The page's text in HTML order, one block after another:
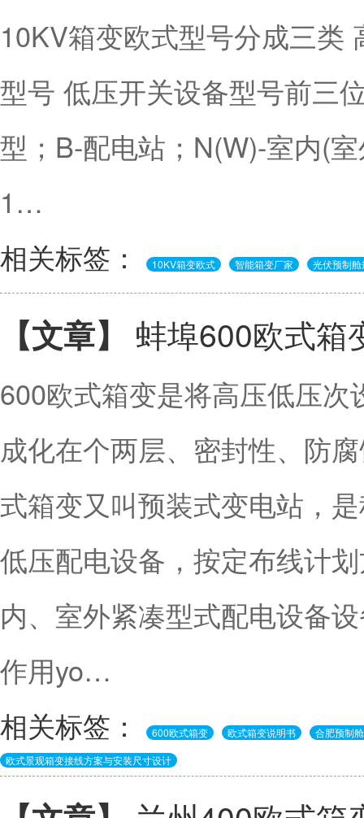
10KV箱变欧式型号分成三类
型号 低压开关设备型号前
型；B-配电站；N(W)-室内(
1…
相关标签：
10KV箱变欧式 智能箱变厂家 光伏预制舱
【文章】 蚌埠600欧式箱
600欧式箱变是将高压低压
成化在个两层、密封性、防
式箱变又叫预装式变电站，
低压配电设备，按定布线计
内、室外紧凑型式配电设备
作用yo…
相关标签：
600欧式箱变 欧式箱变说明书
合肥预制
欧式景观箱变接线方案与安装尺寸设计